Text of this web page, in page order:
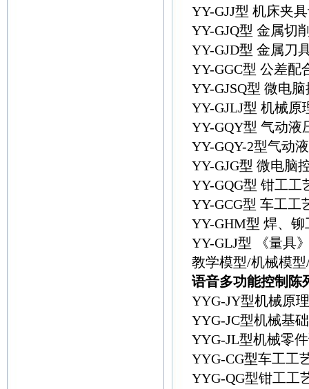
YY-GJJ型 机床夹
YY-GJQ型 金属切
YY-GJD型 金属刀
YY-GGC型 公差配
YY-GJSQ型 微电
YY-GJLJ型 机械
YY-GQY型 气动液
YY-GQY-2型气动
YY-GJG型 微电脑
YY-GQG型 钳工
YY-GCG型 车工工
YY-GHM型 焊、
YY-GLJ型 《量具
教学模型/机械模
语音多功能控制陈
YYG-JY型机械原
YYG-JC型机械基
YYG-JL型机械零
YYG-CG型车工工
YYG-QG型钳工工